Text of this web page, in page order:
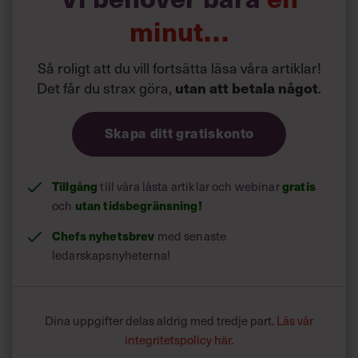
minut…
Så roligt att du vill fortsätta läsa våra artiklar!
Det får du strax göra, utan att betala något.
Skapa ditt gratiskonto
Tillgångtill våra låsta artiklar och webinargratis
och utan tidsbegränsning!
Chefs nyhetsbrev med senaste
ledarskapsnyheterna!
Dina uppgifter delas aldrig med tredje part. Läs vår
integritetspolicy här.